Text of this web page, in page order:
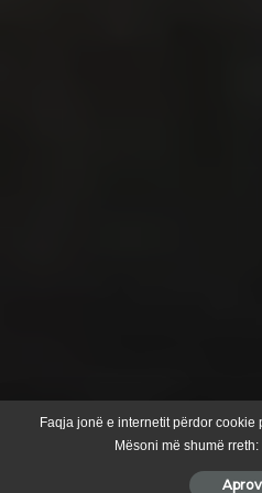
Faqja jonë e internetit përdor
Mësoni më shumë rreth: